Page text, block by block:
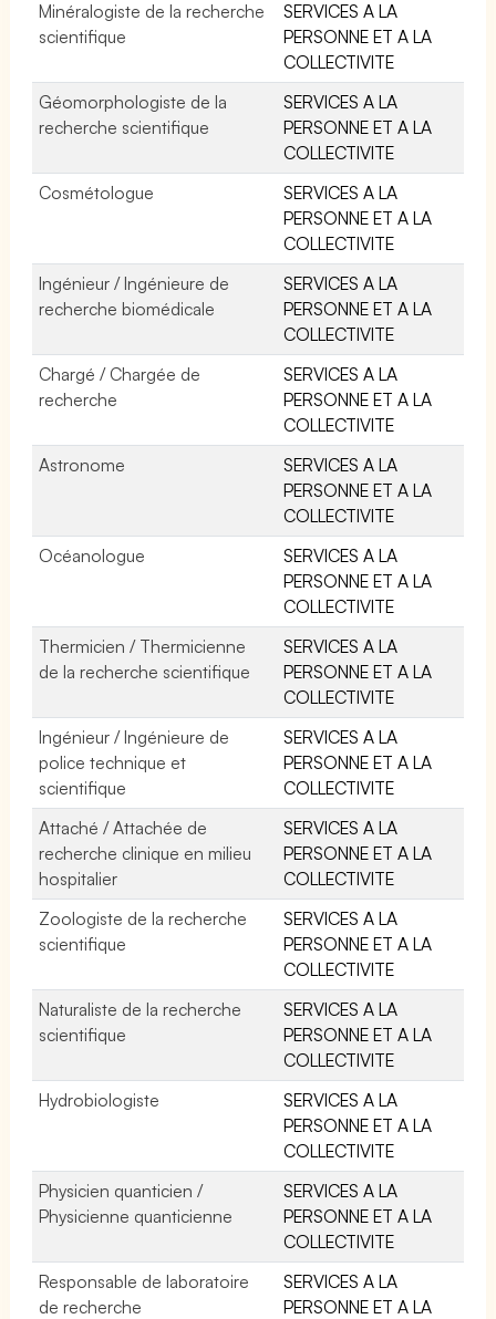
Minéralogiste de la recherche
scientifique
SERVICES A LA
PERSONNE ET A LA
COLLECTIVITE
Géomorphologiste de la
recherche scientifique
SERVICES A LA
PERSONNE ET A LA
COLLECTIVITE
Cosmétologue
SERVICES A LA
PERSONNE ET A LA
COLLECTIVITE
Ingénieur / Ingénieure de
recherche biomédicale
SERVICES A LA
PERSONNE ET A LA
COLLECTIVITE
Chargé / Chargée de
recherche
SERVICES A LA
PERSONNE ET A LA
COLLECTIVITE
Astronome
SERVICES A LA
PERSONNE ET A LA
COLLECTIVITE
Océanologue
SERVICES A LA
PERSONNE ET A LA
COLLECTIVITE
Thermicien / Thermicienne
de la recherche scientifique
SERVICES A LA
PERSONNE ET A LA
COLLECTIVITE
Ingénieur / Ingénieure de
police technique et
scientifique
SERVICES A LA
PERSONNE ET A LA
COLLECTIVITE
Attaché / Attachée de
recherche clinique en milieu
hospitalier
SERVICES A LA
PERSONNE ET A LA
COLLECTIVITE
Zoologiste de la recherche
scientifique
SERVICES A LA
PERSONNE ET A LA
COLLECTIVITE
Naturaliste de la recherche
scientifique
SERVICES A LA
PERSONNE ET A LA
COLLECTIVITE
Hydrobiologiste
SERVICES A LA
PERSONNE ET A LA
COLLECTIVITE
Physicien quanticien /
Physicienne quanticienne
SERVICES A LA
PERSONNE ET A LA
COLLECTIVITE
Responsable de laboratoire
de recherche
SERVICES A LA
PERSONNE ET A LA